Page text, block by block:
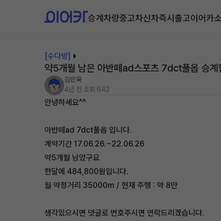
승계차량중고차신차즉시출고이어카
[수다방]
약5개월 남은 아반떼ad스포츠 7dct풀옵 승계
김민욱
4년 전 조회 642
안녕하세요^^
아반떼ad 7dct풀옵 입니다.
계약기간 17.06.26.~22.06.26
약5개월 남았구요
한달에 484,800원입니다.
월 약정거리 35000m / 현재 주행 : 약 8만
생각있으시면 댓글로 번호주시면 연락드리겠습니다.